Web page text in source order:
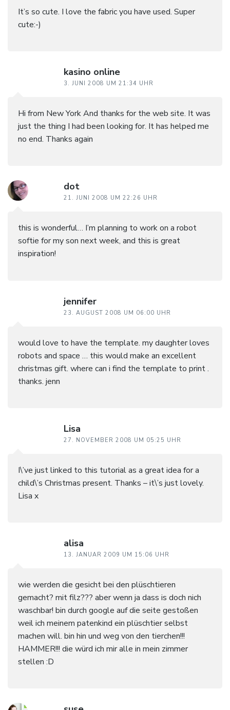
It’s so cute. I love the fabric you have used. Super
cute:-)
kasino online
3. JUNI 2008 UM 21:34 UHR
Hi from New York And thanks for the web site. It was
just the thing I had been looking for. It has helped me
no end. Thanks again
dot
21. JUNI 2008 UM 22:26 UHR
this is wonderful… I’m planning to work on a robot
softie for my son next week, and this is great
inspiration!
jennifer
23. AUGUST 2008 UM 06:00 UHR
would love to have the template. my daughter loves
robots and space … this would make an excellent
christmas gift. where can i find the template to print .
thanks. jenn
Lisa
27. NOVEMBER 2008 UM 05:25 UHR
I\’ve just linked to this tutorial as a great idea for a
child\’s Christmas present. Thanks – it\’s just lovely.
Lisa x
alisa
13. JANUAR 2009 UM 15:06 UHR
wie werden die gesicht bei den plüschtieren
gemacht? mit filz??? aber wenn ja dass is doch nich
waschbar! bin durch google auf die seite gestoßen
weil ich meinem patenkind ein plüschtier selbst
machen will. bin hin und weg von den tierchen!!!
HAMMER!!! die würd ich mir alle in mein zimmer
stellen :D